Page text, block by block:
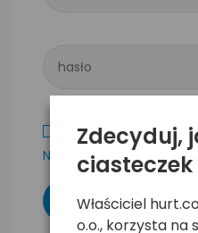
hasło
Zapamiętaj mnie
Nie pamiętam hasła
Zdecyduj,
Właściciel
o.o., korzysta na